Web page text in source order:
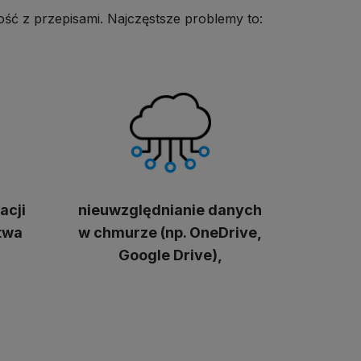
z przepisami. Najczęstsze problemy to:
nieuwzględnianie danych
w chmurze (np. OneDrive,
Google Drive),